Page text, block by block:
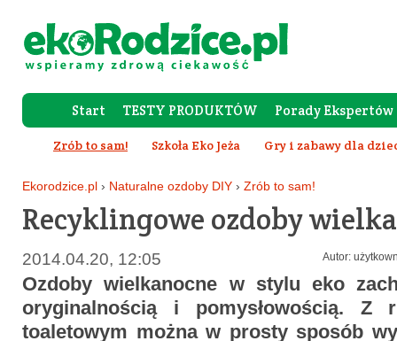
Start TESTY PRODUKTÓW Porady Ekspertów
Forum
Zrób to sam! Szkoła Eko Jeża Gry i zabawy dla
Ekorodzice.pl › Naturalne ozdoby DIY › Zrób to sam!
Recyklingowe ozdoby
Autor:
2014.04.20, 12:05
Ozdoby wielkanocne w stylu eko
oryginalnością i pomysłowością. Z
toaletowym można w prosty sposób